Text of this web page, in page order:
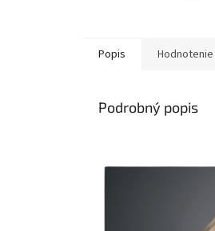
Popis Hodnotenie
Podrobný popis